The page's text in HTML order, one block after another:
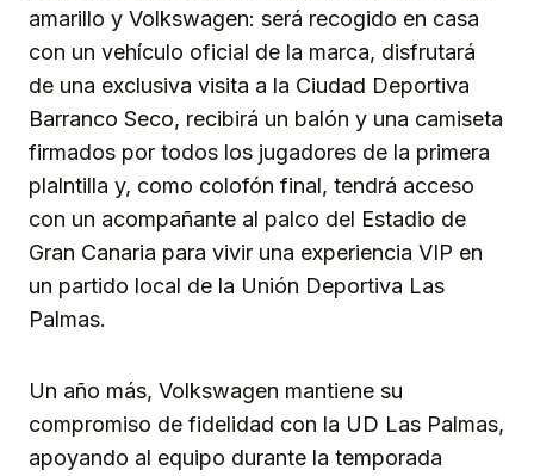
amarillo y Volkswagen: será recogido en casa
con un vehículo oficial de la marca, disfrutará
de una exclusiva visita a la Ciudad Deportiva
Barranco Seco, recibirá un balón y una camiseta
firmados por todos los jugadores de la primera
plalntilla y, como colofón final, tendrá acceso
con un acompañante al palco del Estadio de
Gran Canaria para vivir una experiencia VIP en
un partido local de la Unión Deportiva Las
Palmas.
Un año más, Volkswagen mantiene su
compromiso de fidelidad con la UD Las Palmas,
apoyando al equipo durante la temporada